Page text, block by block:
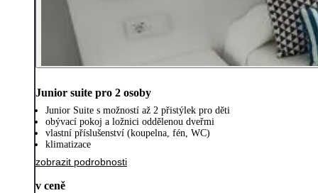
Junior suite pro 2 osoby
Junior Suite s možností až 2 přistýlek pro děti
obývací pokoj a ložnici oddělenou dveřmi
vlastní příslušenství (koupelna, fén, WC)
klimatizace
zobrazit podrobnosti
v ceně